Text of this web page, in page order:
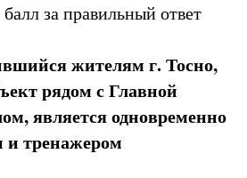
за правильный ответ
жителям г. Тосно,
рядом с Главной
является одновременно
тренажером